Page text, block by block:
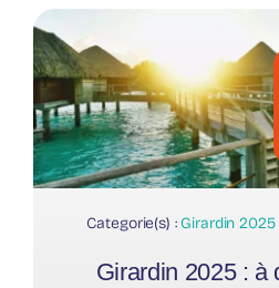
Categorie(s) : Girardin 2025
Girardin 2025 : à